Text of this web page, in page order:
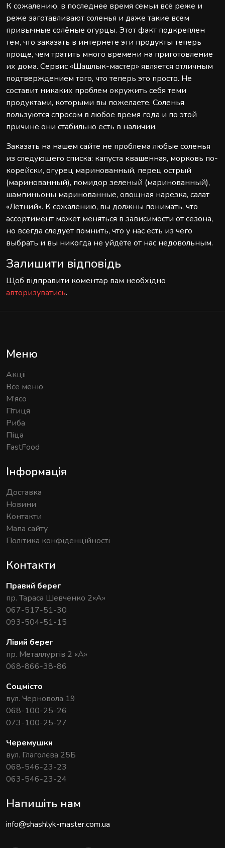
К сожалению, в последнее время семьи всё реже и
реже заготавливают соленья и даже такие всем
привычные солёные огурцы. Этот факт подкреплен
тем, что заказать в интернете эти продукты теперь
проще, чем тратить много времени на приготовление
их дома. Сервис «Шашлык-мастер» является отличным
подтверждением того, что теперь это просто. Не
составит никаких проблем окружить себя теми
продуктами, которыми вы пожелаете. Соленья
пользуются спросом в любое время года и по этой
причине они стабильно есть в наличии.
Заказать на нашем сайте не проблема любые соленья
из следующего списка: капуста квашенная, морковь по-
корейски, огурец маринованный, перец острый
(маринованный), помидор зеленый (маринованный),
шампиньоны маринованные, овощная нарезка, салат
«Летний». К сожалению, вы должны понимать, что
ассортимент может меняться в зависимости от сезона,
но всегда следует помнить, что у нас есть из чего
выбрать и вы никогда не уйдёте от нас недовольным.
Залишити відповідь
Щоб відправити коментар вам необхідно
авторизуватись.
Меню
Акції
Все меню
М’ясо
Птиця
Риба
Піца
FastFood
Інформація
Доставка
Новини
Контакти
Мапа сайту
Політика конфіденційності
Контакти
Правий берег
пр. Тараса Шевченко 2«А»
067-517-51-30
093-504-51-15
Лівий берег
пр. Металлургів 2 «А»
068-866-38-86
Соцмісто
вул. Черновола 19
068-100-25-26
073-100-25-27
Черемушки
вул. Глаголєва 25Б
068-546-23-23
063-546-23-24
Напишіть нам
info@shashlyk-master.com.ua